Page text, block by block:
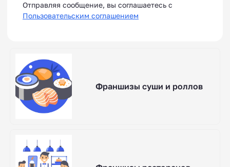
Отправляя сообщение, вы соглашаетесь с
Пользовательским соглашением
Франшизы суши и роллов